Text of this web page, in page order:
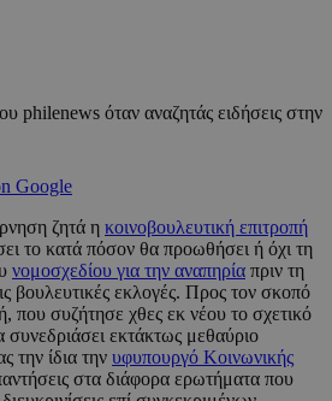
philenews όταν αναζητάς ειδήσεις στην
Google
ζητά η κοινοβουλευτική επιτροπή
το κατά πόσον θα προωθήσει ή όχι τη
νομοσχεδίου για την αναπηρία πριν τη
βουλευτικές εκλογές. Προς τον σκοπό
που συζήτησε χθες εκ νέου το σχετικό
εκτάκτως μεθαύριο
την ίδια την υφυπουργό Κοινωνικής
στα διάφορα ερωτήματα που